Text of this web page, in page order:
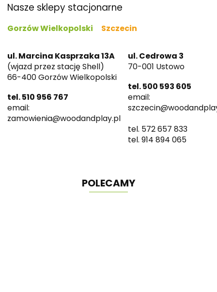
Nasze sklepy stacjonarne
Gorzów Wielkopolski Szczecin
ul. Marcina Kasprzaka 13A
(wjazd przez stację Shell)
66-400 Gorzów Wielkopolski
tel. 510 956 767
email:
zamowienia@woodandplay.pl
ul. Cedrowa 3
70-001 Ustowo
tel. 500 593 605
email:
tel. 572 657 833
tel. 914 894 065
POLECAMY